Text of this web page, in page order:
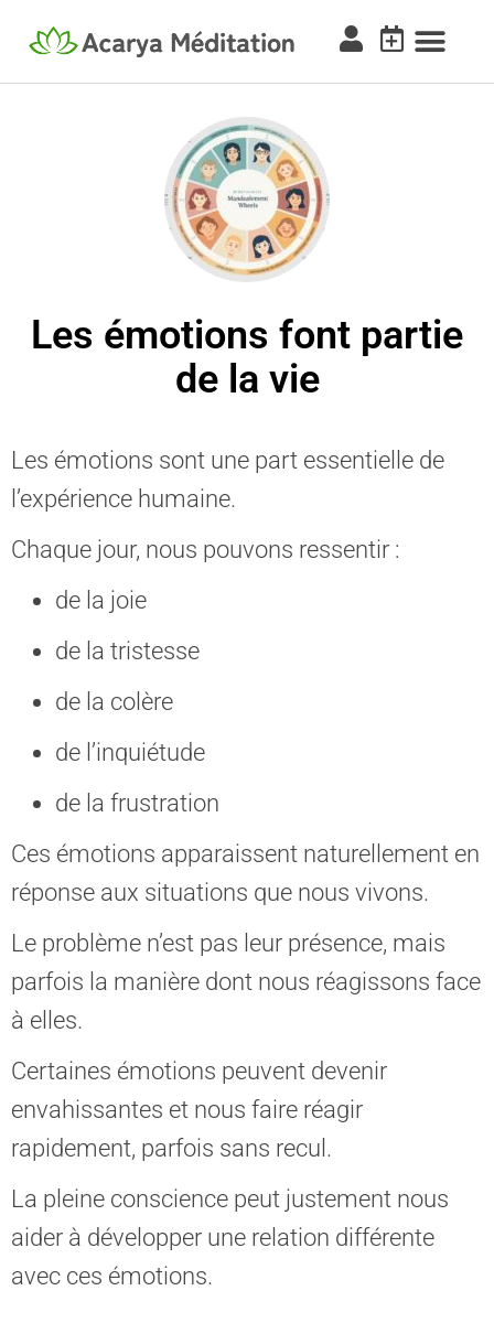
Les émotions font partie
de la vie
Les émotions sont une part essentielle de
l’expérience humaine.
Chaque jour, nous pouvons ressentir :
de la joie
de la tristesse
de la colère
de l’inquiétude
de la frustration
Ces émotions apparaissent naturellement en
réponse aux situations que nous vivons.
Le problème n’est pas leur présence, mais
parfois la manière dont nous réagissons face
à elles.
Certaines émotions peuvent devenir
envahissantes et nous faire réagir
rapidement, parfois sans recul.
La pleine conscience peut justement nous
aider à développer une relation différente
avec ces émotions.